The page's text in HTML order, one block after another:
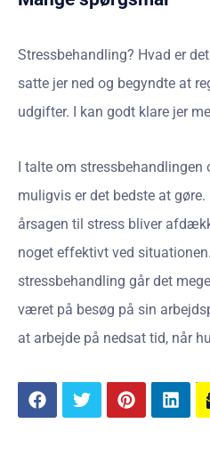
Stressbehandling? Hvad er
satte jer ned og begyndte at
udgifter. I kan godt klare jer
I talte om stressbehandlingen
muligvis er det bedste at
årsagen til stress bliver
noget effektivt ved
stressbehandling går det
været på besøg på sin
at arbejde på nedsat tid, når